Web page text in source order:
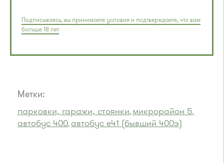
Подписываясь, вы принимаете условия и подтверждаете, что вам
больше 18 лет
Метки:
парковки, гаражи, стоянки, микрорайон 5,
автобус 400,автобус e41 (бывший 400э)